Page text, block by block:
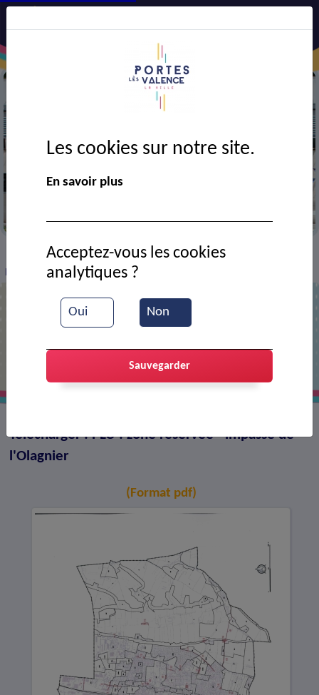
> VIE MUNICIPALE > Ressources documentaires
PLU : zone réservée - impasse de l'Olagnier
PLU : zone réservée - impasse de
l'Olagnier
Télécharger : PLU : zone réservée - impasse de
l'Olagnier
(Format pdf)
Les cookies sur notre site.
En savoir plus
Oui Non
Acceptez-vous les cookies
analytiques ?
Sauvegarder